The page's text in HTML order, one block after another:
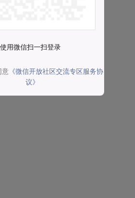
用微信扫一扫登录
意 《微信开放社区交流专区服务协
议》